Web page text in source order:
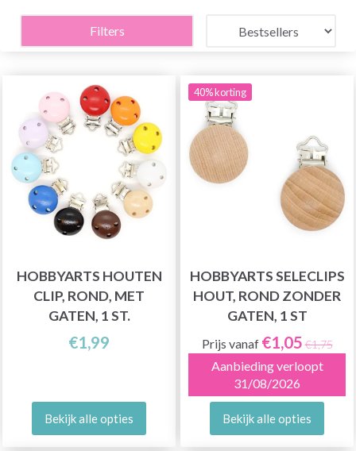
Filters
HOBBYARTS HOUTEN
CLIP, ROND, MET
GATEN, 1 ST.
€1,99
Bekijk alle opties
40% korting
HOBBYARTS SELECLIPS
HOUT, ROND ZONDER
GATEN, 1 ST
Prijs vanaf €1,05 €1,75
Aanbieding verloopt
31/08/2026
Bekijk alle opties